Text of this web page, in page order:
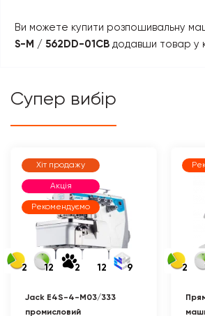
Ви можете купити розпошивальну
S-M / 562DD-01CB додавши товар у
Супер вибір
Хіт продажу
Акція
Рекомендуємо
2 12 2 12 9
Jack E4S-4-M03/333
промисловий
2